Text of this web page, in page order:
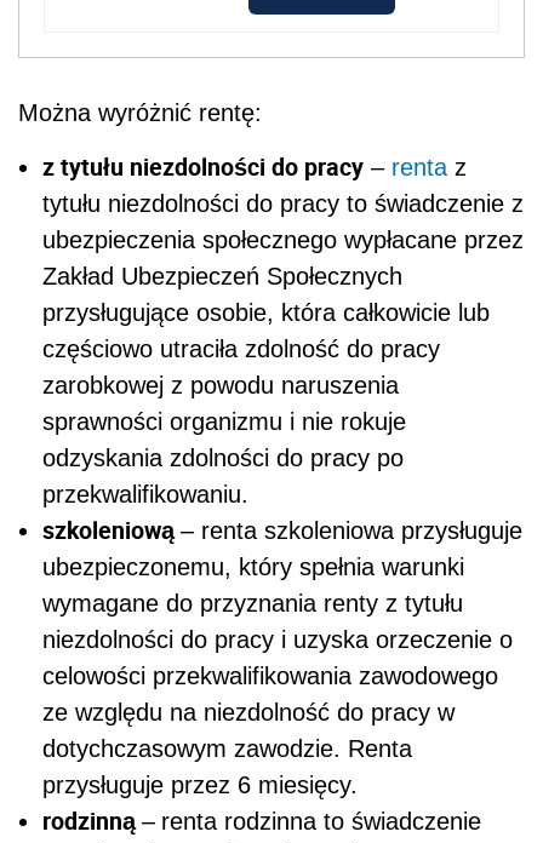
Można wyróżnić rentę:
z tytułu niezdolności do pracy – renta z
tytułu niezdolności do pracy to świadczenie z
ubezpieczenia społecznego wypłacane przez
Zakład Ubezpieczeń Społecznych
przysługujące osobie, która całkowicie lub
częściowo utraciła zdolność do pracy
zarobkowej z powodu naruszenia
sprawności organizmu i nie rokuje
odzyskania zdolności do pracy po
przekwalifikowaniu.
szkoleniową– renta szkoleniowa przysługuje
ubezpieczonemu, który spełnia warunki
wymagane do przyznania renty z tytułu
niezdolności do pracy i uzyska orzeczenie o
celowości przekwalifikowania zawodowego
ze względu na niezdolność do pracy w
dotychczasowym zawodzie. Renta
przysługuje przez 6 miesięcy.
rodzinną– renta rodzinna to świadczenie